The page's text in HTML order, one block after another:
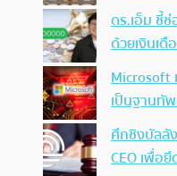
ดร.เอ็ม ชี้
ด้วยเงินเดื
Microsoft
เป็นฐานทั
ศึกชิงบัลลั
CEO เพื่อ